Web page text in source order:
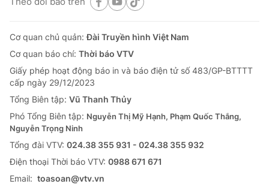
Cơ quan chủ quản:Đài Truyền hình Việt Nam
Cơ quan báo chí: Thời báo VTV
Giấy phép hoạt động báo in và báo điện tử số 483/GP-BTTTT
cấp ngày 29/12/2023
Tổng Biên tập: Vũ Thanh Thủy
Phó Tổng Biên tập: Nguyễn Thị Mỹ Hạnh, Phạm Quốc Thắng,
Nguyễn Trọng Ninh
Tổng đài VTV: 024.38 355 931 - 024.38 355 932
Ðiện thoại Thời báo VTV: 0988 671 671
Email: toasoan@vtv.vn